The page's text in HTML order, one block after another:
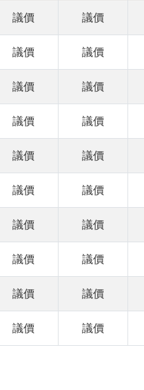
議價 議價
議價 議價
議價 議價
議價 議價
議價 議價
議價 議價
議價 議價
議價 議價
議價 議價
議價 議價